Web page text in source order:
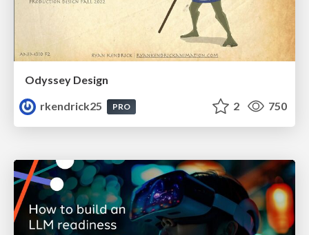
Odyssey Design
rkendrick25
PRO 2 750